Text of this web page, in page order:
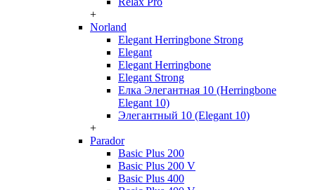
+
Norland
Elegant Herringbone Strong
Elegant
Elegant Herringbone
Elegant Strong
Елка Элегантная 10 (Herringbone
Elegant 10)
Элегантный 10 (Elegant 10)
+
Parador
Basic Plus 200
Basic Plus 200 V
Basic Plus 400